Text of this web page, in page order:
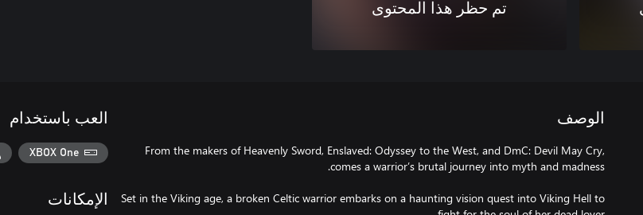
تم حظر هذا المحتوى
الوصف
From the makers of Heavenly Sword, Enslaved: Odyssey to the West, and DmC: Devil May Cry,
Set in the Viking age, a broken Celtic warrior embarks on a haunting vision quest into Viking Hell to
العب باستخدام
XBOX One
الإمكانات